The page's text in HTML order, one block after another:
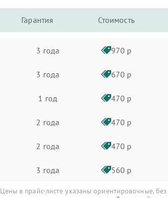
Гарантия Стоимость
3 года 970 р
3 года 670 р
1 год 470 р
2 года 470 р
2 года 470 р
3 года 560 р
Цены в прайс-листе указаны ориентировочные, без